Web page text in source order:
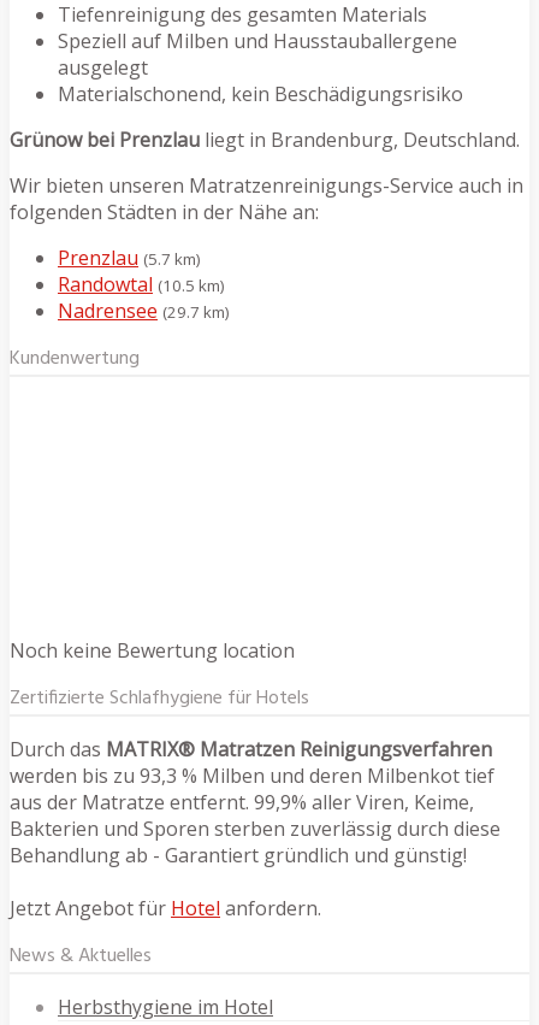
Tiefenreinigung des gesamten Materials
Speziell auf Milben und Hausstauballergene
ausgelegt
Materialschonend, kein Beschädigungsrisiko
Grünow bei Prenzlau liegt in Brandenburg, Deutschland.
Wir bieten unseren Matratzenreinigungs-Service auch in
folgenden Städten in der Nähe an:
Prenzlau (5.7 km)
Randowtal (10.5 km)
Nadrensee (29.7 km)
Kundenwertung
Noch keine Bewertung location
Zertifizierte Schlafhygiene für Hotels
Durch das MATRIX® Matratzen Reinigungsverfahren
werden bis zu 93,3 % Milben und deren Milbenkot tief
aus der Matratze entfernt. 99,9% aller Viren, Keime,
Bakterien und Sporen sterben zuverlässig durch diese
Behandlung ab - Garantiert gründlich und günstig!
Jetzt Angebot für Hotel anfordern.
News & Aktuelles
Herbsthygiene im Hotel